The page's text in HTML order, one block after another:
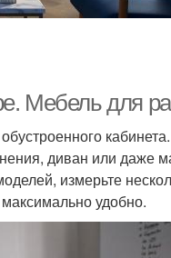
Мебель для
диван или даже
измерьте
удобно.